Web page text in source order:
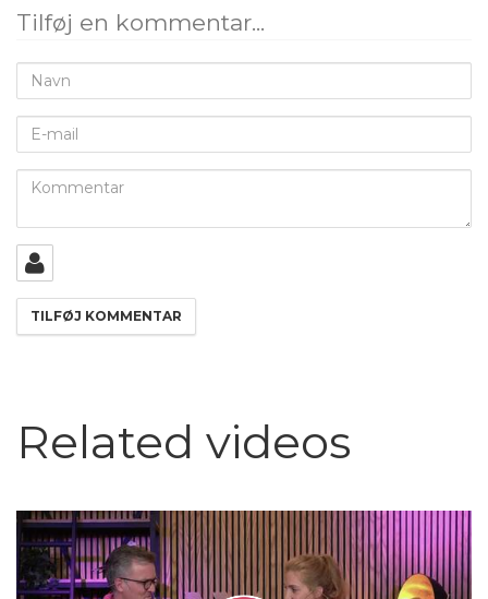
Tilføj en kommentar...
Navn
mail
Kommentar
Related videos